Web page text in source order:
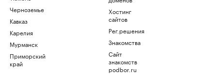
Черноземье
Кавказ
Карелия
Мурманск
Приморский
край
Хостинг
сайтов
Рег.решения
Знакомства
Сайт
знакомств
podbor.ru